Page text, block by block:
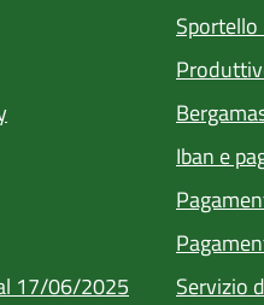
17/06/2025
Iban e
Servizio